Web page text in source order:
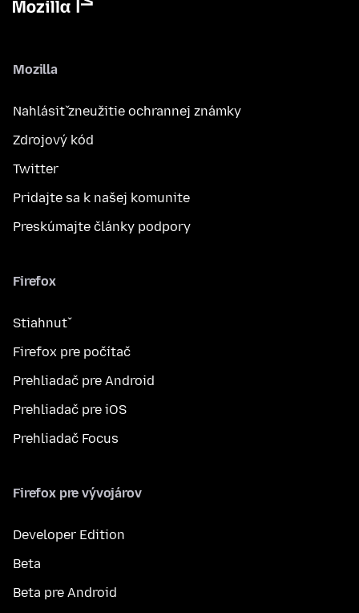
Mozilla
Nahlásiť zneužitie ochrannej známky
Zdrojový kód
Twitter
Pridajte sa k našej komunite
Preskúmajte články podpory
Firefox
Stiahnuť
Firefox pre počítač
Prehliadač pre Android
Prehliadač pre iOS
Prehliadač Focus
Firefox pre vývojárov
Developer Edition
Beta
Beta pre Android